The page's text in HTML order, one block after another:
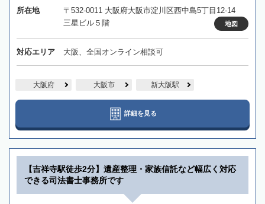
所在地
〒532-0011 大阪府大阪市淀川区西中島5丁目12-14
三星ビル５階
地図
対応エリア 大阪、全国オンライン相談可
大阪府 大阪市 新大阪駅
詳細を見る
【吉祥寺駅徒歩2分】遺産整理・家族信託など幅広く対応
できる司法書士事務所です